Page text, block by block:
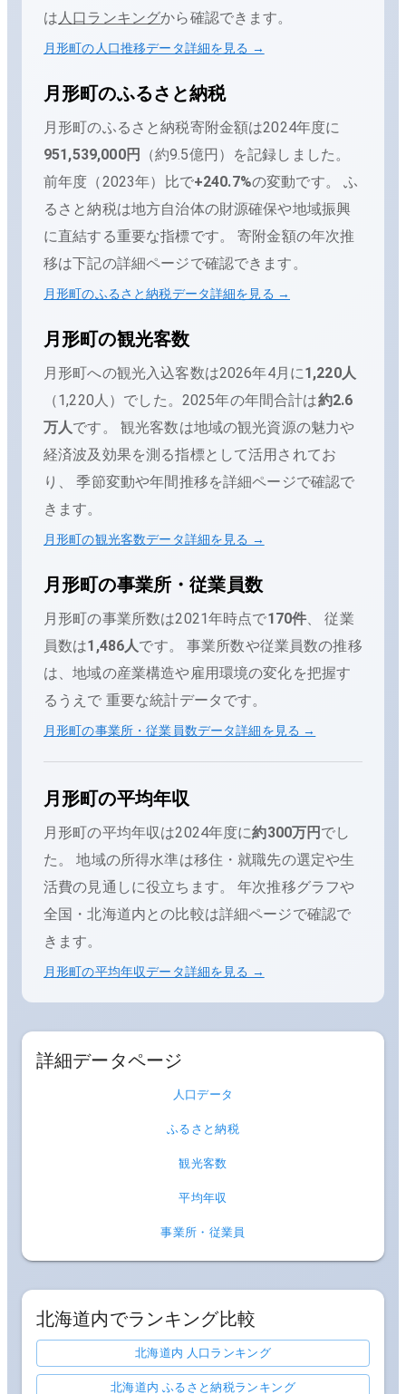
は 人口ランキングから確認できます。
月形町の人口推移データ詳細を見る →
月形町のふるさと納税
月形町のふるさと納税寄附金額は2024年度に
951,539,000円 （約9.5億円 ）を記録しました。
前年度（2023年）比で+240.7%の変動です。
ふ
るさと納税は地方自治体の財源確保や地域振興
に直結する重要な指標です。 寄附金額の年次推
移は下記の詳細ページで確認できます。
月形町のふるさと納税データ詳細を見る →
月形町の観光客数
月形町への観光入込客数は2026年4月 に1,220人
（1,220人 ）でした。 2025年の年間合計は約2.6
万人です。
観光客数は地域の観光資源の魅力や
経済波及効果を測る指標として活用されてお
り、 季節変動や年間推移を詳細ページで確認で
きます。
月形町の観光客数データ詳細を見る →
月形町の事業所・従業員数
月形町の事業所数は2021年時点で170件 、 従業
員数は1,486人です。 事業所数や従業員数の推移
は、地域の産業構造や雇用環境の変化を把握す
るうえで 重要な統計データです。
月形町の事業所・従業員数データ詳細を見る →
月形町の平均年収
月形町の平均年収は2024年度に約300万円 でし
た。
地域の所得水準は移住・就職先の選定や生
活費の見通しに役立ちます。 年次推移グラフや
全国・北海道内との比較は詳細ページで確認で
きます。
月形町の平均年収データ詳細を見る →
詳細データページ
人口データ
ふるさと納税
観光客数
平均年収
事業所・従業員
北海道内でランキング比較
北海道内 人口ランキング
北海道内 ふるさと納税ランキング